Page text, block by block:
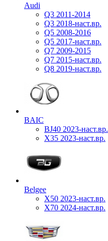
Audi
Q3 2011-2014
Q3 2018-наст.вр.
Q5 2008-2016
Q5 2017-наст.вр.
Q7 2009-2015
Q7 2015-наст.вр.
Q8 2019-наст.вр.
BAIC
BJ40 2023-наст.вр.
X35 2023-наст.вр.
Belgee
X50 2023-наст.вр.
X70 2024-наст.вр.